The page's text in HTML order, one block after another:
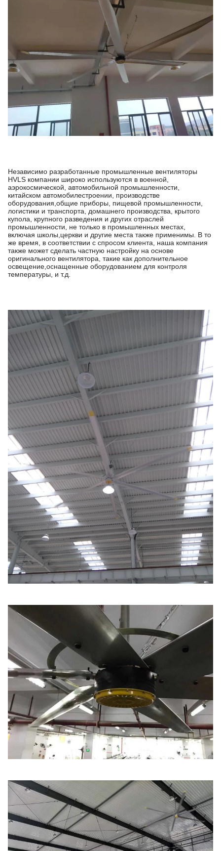
Независимо разработанные промышленные вентиляторы
HVLS компании широко используются в военной,
аэрокосмической, автомобильной промышленности,
китайском автомобилестроении, производстве
оборудования,общие приборы, пищевой промышленности,
логистики и транспорта, домашнего производства, крытого
купола, крупного разведения и других отраслей
промышленности, не только в промышленных местах,
включая школы,церкви и другие места также применимы. В то
же время, в соответствии с спросом клиента, наша компания
также может сделать частную настройку на основе
оригинального вентилятора, такие как дополнительное
освещение,оснащенные оборудованием для контроля
температуры, и т.д.